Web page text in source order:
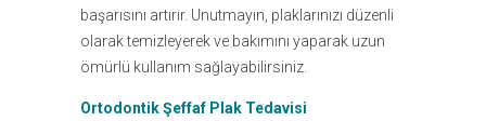
başarısını artırır. Unutmayın, plaklarınızı düzenli
olarak temizleyerek ve bakımını yaparak uzun
ömürlü kullanım sağlayabilirsiniz.
Ortodontik Şeffaf Plak Tedavisi